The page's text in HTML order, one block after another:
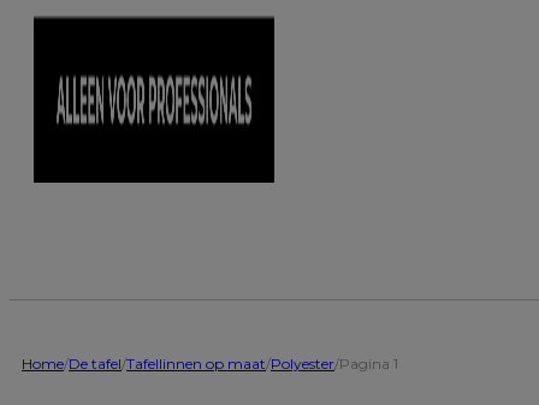
Home/De tafel/Tafellinnen op maat/Polyester/Pagina 1